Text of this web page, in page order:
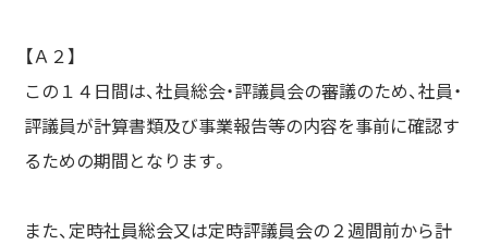
【Ａ２】
この１４日間は、社員総会・評議員会の審議のため、社員・
評議員が計算書類及び事業報告等の内容を事前に確認す
るための期間となります。
また、定時社員総会又は定時評議員会の２週間前から計